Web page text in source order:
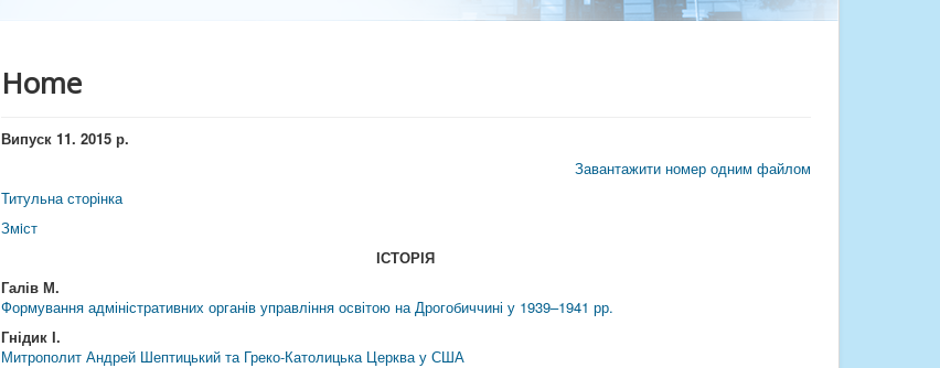
Home
Випуск 11. 2015 р.
Завантажити номер одним файлом
Титульна сторінка
Змiст
ІСТОРІЯ
Галів М.
Формування адміністративних органів управління освітою на Дрогобиччині у 1939–1941 рр.
Гнідик І.
Митрополит Андрей Шептицький та Греко-Католицька Церква у США